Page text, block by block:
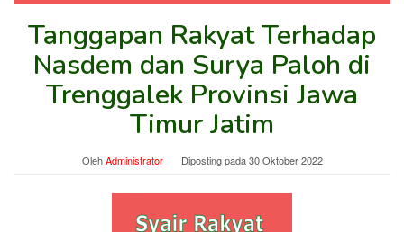
Tanggapan Rakyat Terhadap
Nasdem dan Surya Paloh di
Trenggalek Provinsi Jawa
Timur Jatim
OlehAdministrator Diposting pada30 Oktober 2022